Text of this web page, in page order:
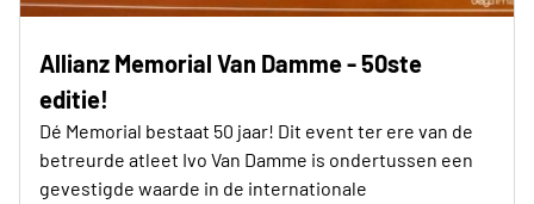
Allianz Memorial Van Damme - 50ste
editie!
Dé Memorial bestaat 50 jaar! Dit event ter ere van de
betreurde atleet Ivo Van Damme is ondertussen een
gevestigde waarde in de internationale